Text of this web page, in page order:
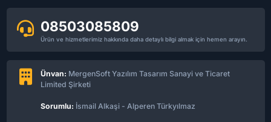
08503085809
Ürün ve hizmetlerimiz hakkında daha detaylı bilgi almak için hemen arayın.
Ünvan: MergenSoft Yazılım Tasarım Sanayi ve Ticaret
Limited Şirketi
Sorumlu: İsmail Alkaşi - Alperen Türkyılmaz